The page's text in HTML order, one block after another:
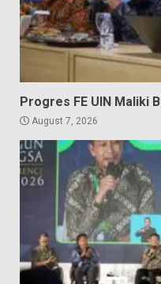
Progres FE UIN Maliki
August 7, 2026